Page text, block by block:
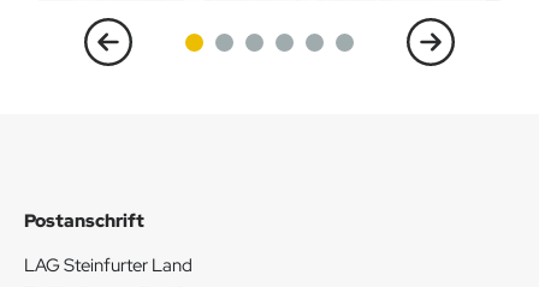
Postanschrift
LAG Steinfurter Land